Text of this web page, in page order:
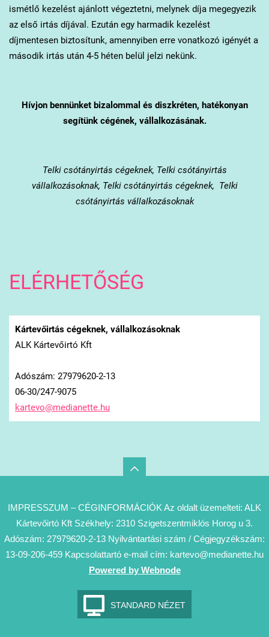
ismétlő kezelést ajánlott végeztetni, melynek díja megegyezik
az első irtás díjával. Ezután egy harmadik kezelést
díjmentesen biztosítunk, amennyiben erre vonatkozó igényét a
második irtás után 4-5 héten belül jelzi nekünk.
Hívjon bennünket bizalommal és diszkréten, hatékonyan
segítünk cégének, vállalkozásának.
Telkicsótányirtás cégeknek, Telki csótányirtás
vállalkozásoknak, Telki csótányirtás cégeknek, Telki
csótányirtás vállalkozásoknak
ELÉRHETŐSÉG
Kártevőirtás cégeknek, vállalkozásoknak
ALK Kártevőirtó Kft
Adószám: 27979620-2-13
06-30/247-9075
kartevo@medianette.hu
IMPRESSZUM – CÉGINFORMÁCIÓK Az oldalt üzemelteti: ALK
Kártevőirtó Kft Székhely: 2310 Szigetszentmiklós Horog u 3.
Adószám: 27979620-2-13 Nyilvántartási szám / Cégjegyzékszám:
13-09-206-459 Kapcsolattartó e-mail cím: kartevo@medianette.hu
Powered by Webnode
STANDARD NÉZET